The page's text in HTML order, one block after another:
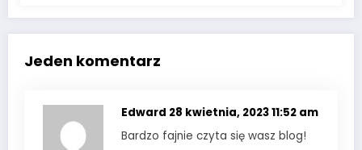
Jeden komentarz
Edward 28 kwietnia, 2023 11:52 am
Bardzo fajnie czyta się wasz blog!